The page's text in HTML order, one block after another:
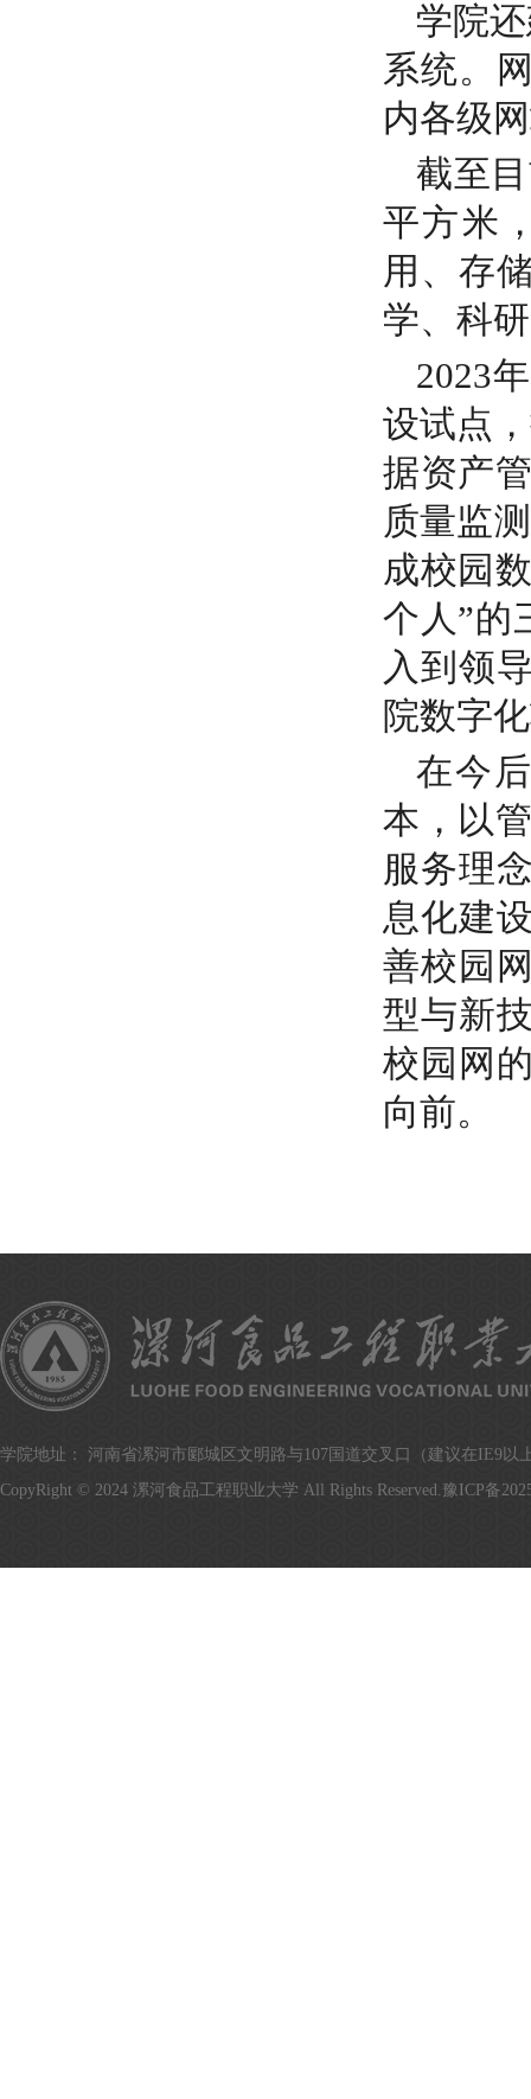
学院
系统。
内各级
截至
平方米
用、存
学、科
2023
设试点
据资产
质量监
成校园
个人”的
入到领
院数字
在今
本，以
服务理
息化建
善校园
型与新
校园网
向前。
学院地址： 河南省漯河市郾城区文明路与107国道交叉口（建议在IE9以
CopyRight © 2024 漯河食品工程职业大学 All Rights Reserved.豫ICP备